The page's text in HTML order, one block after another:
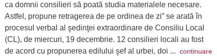
ca domnii consilieri să poată studia materialele necesare.
Astfel, propune retragerea de pe ordinea de zi” se arată în
procesul verbal al şedinţei extraordinare de Consiliu Local
(CL), de miercuri, 19 decembrie. 12 consilieri locali au fost
de acord cu propunerea edilului şef al urbei, doi ... continuare